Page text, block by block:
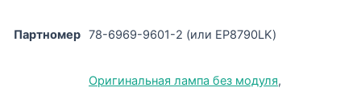
Партномер 78-6969-9601-2 (или EP8790LK)
Оригинальная лампа без модуля,